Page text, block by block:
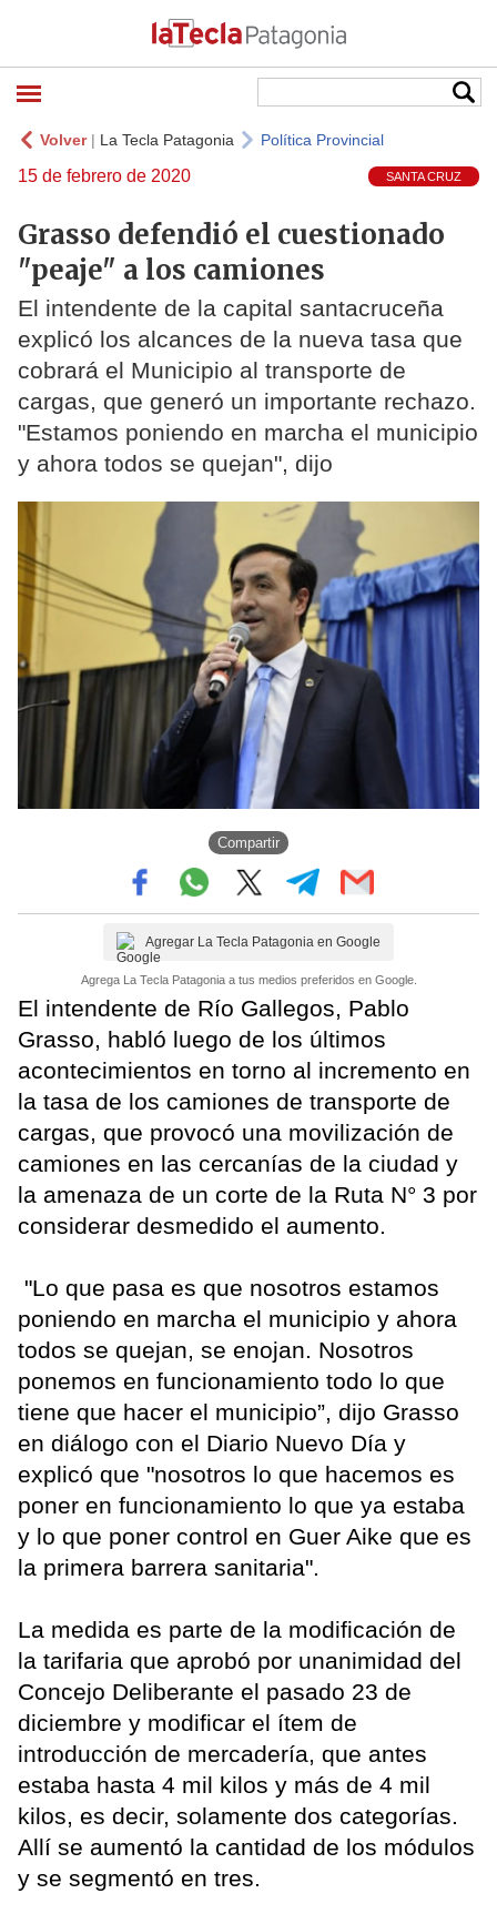
Volver| La Tecla Patagonia Política Provincial
15 de febrero de 2020 SANTA CRUZ
Grasso defendió el cuestionado
"peaje" a los camiones
El intendente de la capital santacruceña
explicó los alcances de la nueva tasa que
cobrará el Municipio al transporte de
cargas, que generó un importante rechazo.
"Estamos poniendo en marcha el municipio
y ahora todos se quejan", dijo
Compartir
Agregar La Tecla Patagonia en Google
Agrega La Tecla Patagonia a tus medios preferidos en Google.
El intendente de Río Gallegos, Pablo
Grasso, habló luego de los últimos
acontecimientos en torno al incremento en
la tasa de los camiones de transporte de
cargas, que provocó una movilización de
camiones en las cercanías de la ciudad y
la amenaza de un corte de la Ruta N° 3 por
considerar desmedido el aumento.
"Lo que pasa es que nosotros estamos
poniendo en marcha el municipio y ahora
todos se quejan, se enojan. Nosotros
ponemos en funcionamiento todo lo que
tiene que hacer el municipio”, dijo Grasso
en diálogo con el Diario Nuevo Día y
explicó que "nosotros lo que hacemos es
poner en funcionamiento lo que ya estaba
y lo que poner control en Guer Aike que es
la primera barrera sanitaria".
La medida es parte de la modificación de
la tarifaria que aprobó por unanimidad del
Concejo Deliberante el pasado 23 de
diciembre y modificar el ítem de
introducción de mercadería, que antes
estaba hasta 4 mil kilos y más de 4 mil
kilos, es decir, solamente dos categorías.
Allí se aumentó la cantidad de los módulos
y se segmentó en tres.